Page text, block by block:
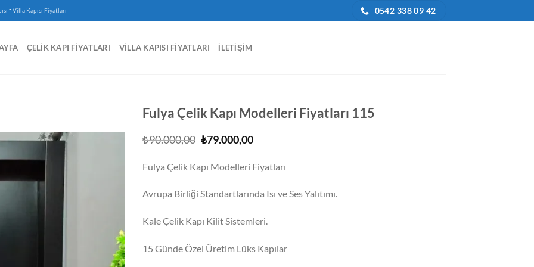
-Villa Kapısı Fiyatları 0542 338 09 42
ÇELIK KAPI FIYATLARI VILLA KAPISI FIYATLARI İLETIŞIM
Fulya Çelik Kapı Modelleri Fiyatları 115
₺90.000,00 Orijinal
₺79.000,00Şu
₺79.000,00.
Fulya Çelik Kapı Modelleri Fiyatları
Avrupa Birliği Standartlarında Isı ve Ses Yalıtımı.
Kale Çelik Kapı Kilit Sistemleri.
15 Günde Özel Üretim Lüks Kapılar